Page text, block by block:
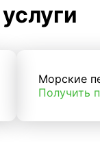
Морские
Получить